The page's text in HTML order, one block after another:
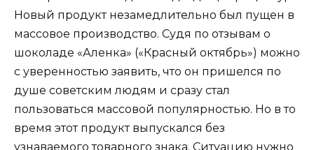
Новый продукт незамедлительно был пущен в
массовое производство. Судя по отзывам о
шоколаде «Аленка» («Красный октябрь») можно
с уверенностью заявить, что он пришелся по
душе советским людям и сразу стал
пользоваться массовой популярностью. Но в то
время этот продукт выпускался без
узнаваемого товарного знака. Ситуацию нужно